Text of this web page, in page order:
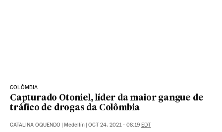
COLÔMBIA
Capturado Otoniel, líder da maior gangue de
tráfico de drogas da Colômbia
CATALINA OQUENDO Medellín OCT 24, 2021 - 08:19 EDT